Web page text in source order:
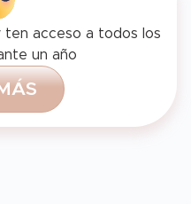
ten acceso a todos los
un año
ÁS